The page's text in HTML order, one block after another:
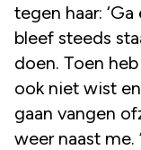
tegen haar:
bleef steeds
doen. Toen
ook niet wist
gaan vangen
weer naast me.